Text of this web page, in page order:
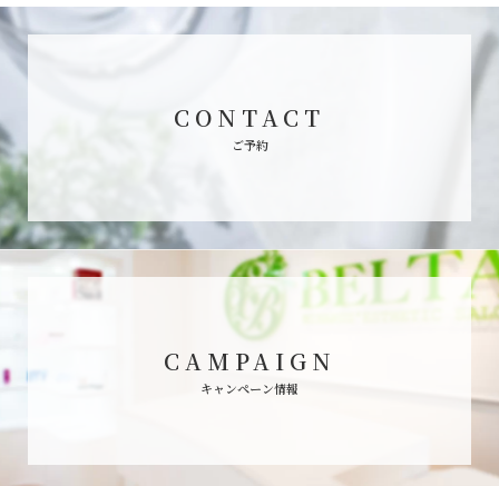
CONTACT
ご予約
CAMPAIGN
キャンペーン情報